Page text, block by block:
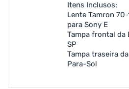
Itens Inclusos:
Lente Tamron
para Sony E
Tampa frontal da
SP
Tampa traseira
Para-Sol